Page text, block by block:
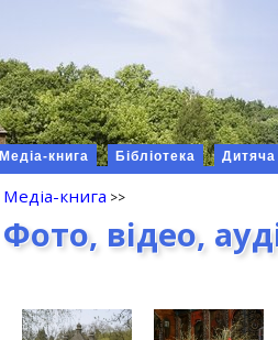
Медіа-книга Бібліотека Дитяча
Медіа-книга
Фото, відео,